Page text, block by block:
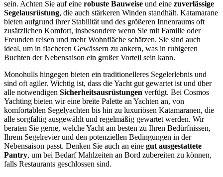
sein. Achten Sie auf eine robuste Bauweise und eine zuverlässige
Segelausrüstung, die auch stärkeren Winden standhält. Katamarane
bieten aufgrund ihrer Stabilität und des größeren Innenraums oft
zusätzlichen Komfort, insbesondere wenn Sie mit Familie oder
Freunden reisen und mehr Wohnfläche schätzen. Sie sind auch
ideal, um in flacheren Gewässern zu ankern, was in ruhigeren
Buchten der Nebensaison ein großer Vorteil sein kann.
Monohulls hingegen bieten ein traditionelleres Segelerlebnis und
sind oft agiler. Wichtig ist, dass die Yacht gut gewartet ist und über
alle notwendigen Sicherheitsausrüstungen verfügt. Bei Cosmos
Yachting bieten wir eine breite Palette an Yachten an, von
komfortablen Segelyachten bis hin zu luxuriösen Katamaranen, die
alle sorgfältig ausgewählt und regelmäßig gewartet werden. Wir
beraten Sie gerne, welche Yacht am besten zu Ihren Bedürfnissen,
Ihrem Segelrevier und den potenziellen Bedingungen in der
Nebensaison passt. Denken Sie auch an eine gut ausgestattete
Pantry, um bei Bedarf Mahlzeiten an Bord zubereiten zu können,
falls Restaurants geschlossen sind.